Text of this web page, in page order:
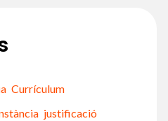
Currículum
justificació